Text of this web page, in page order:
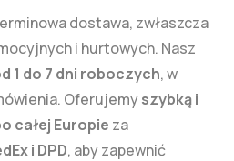
dostawa, zwłaszcza
i hurtowych. Nasz
1 do 7 dni roboczych, w
Oferujemyszybką i
całej Europie za
i DPD, aby zapewnić